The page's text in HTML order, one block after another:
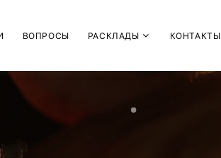
ВОПРОСЫ РАСКЛАДЫ КОНТАКТЫ